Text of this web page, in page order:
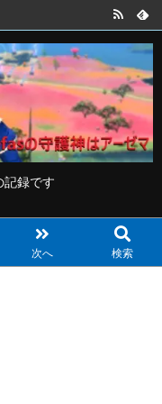
記録です
次へ 検索